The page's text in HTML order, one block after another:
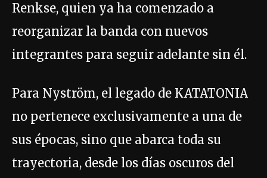
Renkse, quien ya ha comenzado a
reorganizar la banda con nuevos
integrantes para seguir adelante sin él.
Para Nyström, el legado de KATATONIA
no pertenece exclusivamente a una de
sus épocas, sino que abarca toda su
trayectoria, desde los días oscuros del